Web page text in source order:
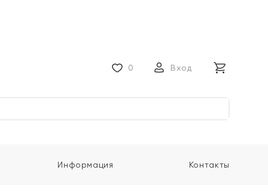
0 Вход
Информация Контакты